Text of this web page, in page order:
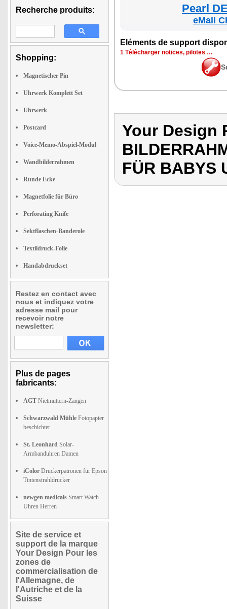
Recherche produits:
Shopping:
Magnetischer Pin
Uhrwerk Komplett Set
Uhrwerk
Postcard
Voice-Memo-Abspiel-Modul
Wandbilderrahmen
Runde Ecke
Magnetfolie für Büro
Perforating Knife
Sektflaschen-Banderole
Textildruck-Folie
Handabdruckset
Restez en contact avec
nous et indiquez votre
adresse mail pour
recevoir notre
newsletter:
Plus de pages
fabricants:
AGT Nietmuttern-Zangen
Schwarzwald Mühle Fotopapier
beschichtet
St. Leonhard Solar-
Armbanduhren Damen
iColor Druckerpatronen für Epson
Tintenstrahldrucker
newgen medicals Smart Watch
Uhren Herren
Site de service et
support de la marque
Your Design Pour les
zones de
commercialisation de
l'Allemagne, de
l'Autriche et de la
Suisse
Pearl
eMall
Elé­ments de sup­port
1 Télé­char­ger notices, pilotes …
Your Design
FÜR BABYS